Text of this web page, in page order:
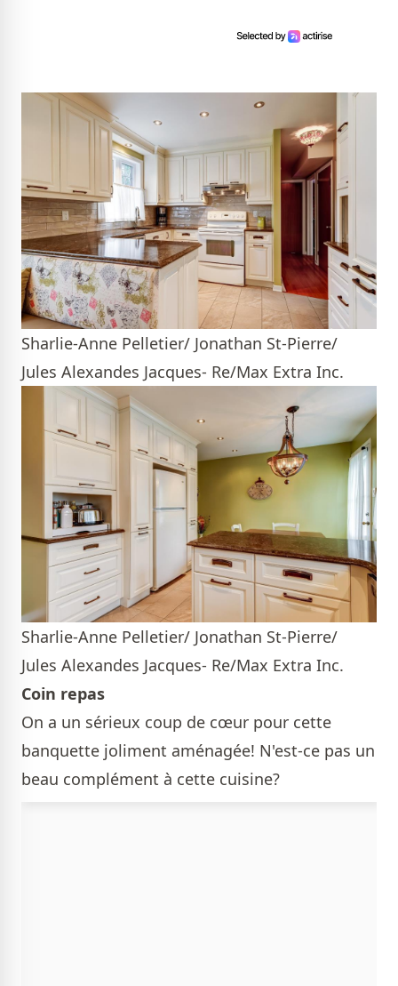
Sharlie-Anne Pelletier/ Jonathan St-Pierre/
Jules Alexandes Jacques- Re/Max Extra Inc.
Sharlie-Anne Pelletier/ Jonathan St-Pierre/
Jules Alexandes Jacques- Re/Max Extra Inc.
Coin repas
On a un sérieux coup de cœur pour cette
banquette joliment aménagée! N'est-ce pas un
beau complément à cette cuisine?